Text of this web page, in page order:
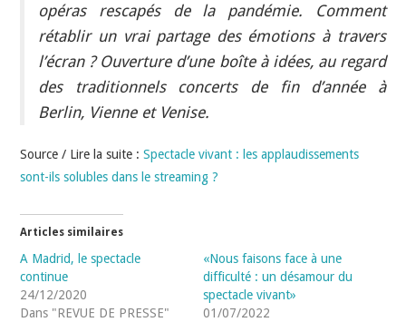
opéras rescapés de la pandémie. Comment
rétablir un vrai partage des émotions à travers
l’écran ? Ouverture d’une boîte à idées, au regard
des traditionnels concerts de fin d’année à
Berlin, Vienne et Venise.
Source / Lire la suite :Spectacle vivant : les applaudissements
sont-ils solubles dans le streaming ?
Articles similaires
A Madrid, le spectacle
continue
24/12/2020
Dans "REVUE DE PRESSE"
«Nous faisons face à une
difficulté : un désamour du
spectacle vivant»
01/07/2022